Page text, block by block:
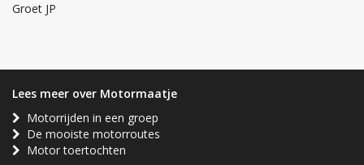
Groet JP
Lees meer over Motormaatje
Motorrijden in een groep
De mooiste motorroutes
Motor toertochten